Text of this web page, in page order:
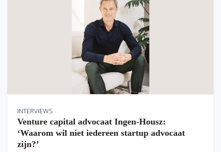
INTERVIEWS
Venture capital advocaat Ingen-Housz:
‘Waarom wil niet iedereen startup advocaat
zijn?’